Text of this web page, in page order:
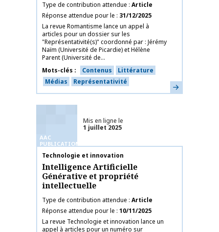
Type de contribution attendue Article
Réponse attendue pour le
31/12/2025
La revue Romantisme lance un appel à
articles pour un dossier sur les
"Représentativité(s)" coordonné par : Jérémy
Naïm (Université de Picardie) et Hélène
Parent (Université de...
Mots-clés
Contenus
Littérature
Médias
Représentativité En savoir plus
AAC
PUBLICATIONS
Mis en ligne le
1 juillet 2025
Nom de la publication
Technologie et innovation
Intelligence Artificielle
Générative et propriété
intellectuelle
Type de contribution attendue Article
Réponse attendue pour le 10/11/2025
La revue Technologie et innovation lance un
appel à articles pour un numéro sur